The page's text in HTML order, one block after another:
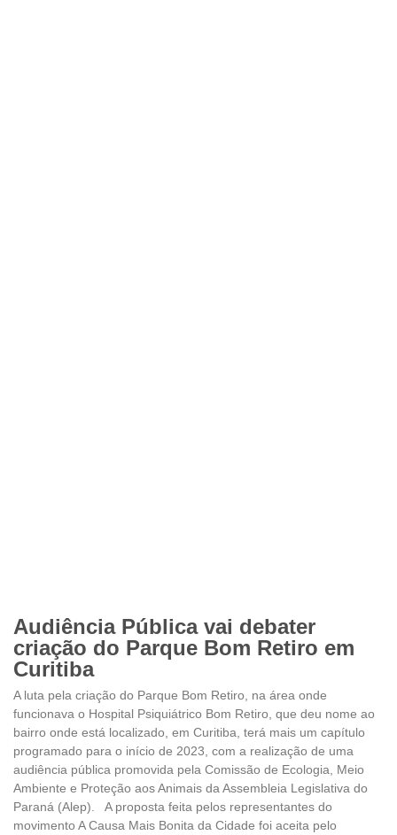
Audiência Pública vai debater
criação do Parque Bom Retiro em
Curitiba
A luta pela criação do Parque Bom Retiro, na área onde
funcionava o Hospital Psiquiátrico Bom Retiro, que deu nome ao
bairro onde está localizado, em Curitiba, terá mais um capítulo
programado para o início de 2023, com a realização de uma
audiência pública promovida pela Comissão de Ecologia, Meio
Ambiente e Proteção aos Animais da Assembleia Legislativa do
Paraná (Alep). A proposta feita pelos representantes do
movimento A Causa Mais Bonita da Cidade foi aceita pelo